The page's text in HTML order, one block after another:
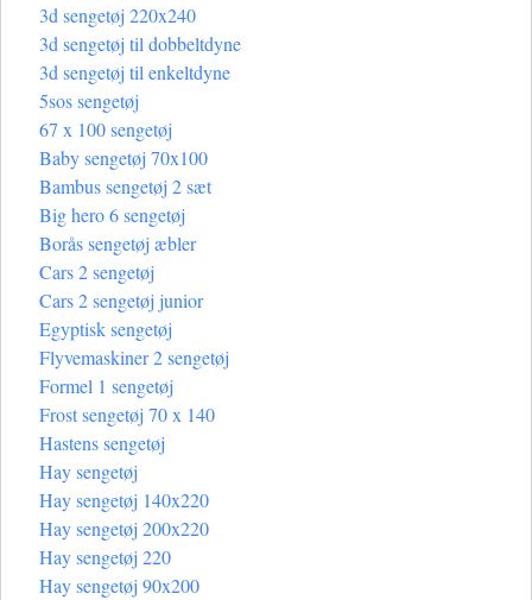
3d sengetøj 220x240
3d sengetøj til dobbeltdyne
3d sengetøj til enkeltdyne
5sos sengetøj
67 x 100 sengetøj
Baby sengetøj 70x100
Bambus sengetøj 2 sæt
Big hero 6 sengetøj
Borås sengetøj æbler
Cars 2 sengetøj
Cars 2 sengetøj junior
Egyptisk sengetøj
Flyvemaskiner 2 sengetøj
Formel 1 sengetøj
Frost sengetøj 70 x 140
Hastens sengetøj
Hay sengetøj
Hay sengetøj 140x220
Hay sengetøj 200x220
Hay sengetøj 220
Hay sengetøj 90x200